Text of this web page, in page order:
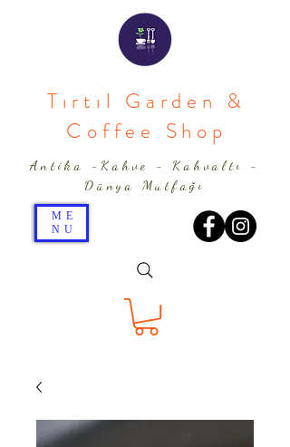
Tırtıl Garden &
Coffee Shop
ME
NU
Antika -Kahve - Kahvaltı -
Dünya Mutfağı